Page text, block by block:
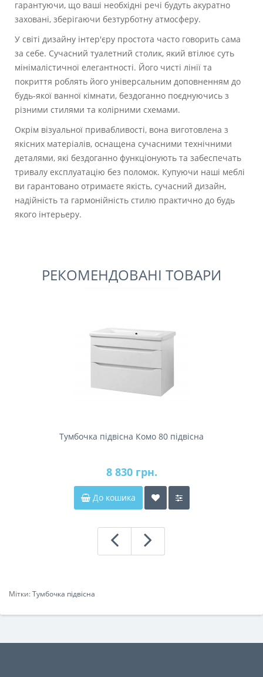
гарантуючи, що ваші необхідні речі будуть акуратно
заховані, зберігаючи безтурботну атмосферу.
У світі дизайну інтер'єру простота часто говорить сама
за себе. Сучасний туалетний столик, який втілює суть
мінімалістичної елегантності. Його чисті лінії та
покриття роблять його універсальним доповненням до
будь-якої ванної кімнати, бездоганно поєднуючись з
різними стилями та колірними схемами.
Окрім візуальної привабливості, вона виготовлена з
якісних матеріалів, оснащена сучасними технічними
деталями, які бездоганно функціонують та забеспечать
тривалу експлуатацію без поломок. Купуючи наші меблі
ви гарантовано отримаєте якість, сучасний дизайн,
надійність та гармонійність стилю практично до будь
якого інтерьеру.
РЕКОМЕНДОВАНІ ТОВАРИ
Тумбочка підвісна Комо 80 підвісна
8 830 грн.
До кошика
Мітки:Тумбочка підвісна